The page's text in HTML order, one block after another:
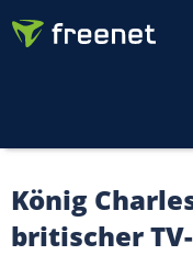
König
britischer